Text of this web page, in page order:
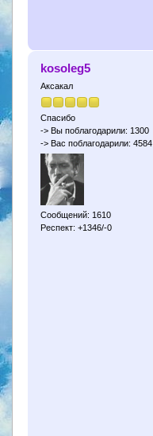
kosoleg5
Аксакал
Спасибо
-> Вы поблагодарили: 1300
-> Вас поблагодарили: 4584
Сообщений: 1610
Респект: +1346/-0